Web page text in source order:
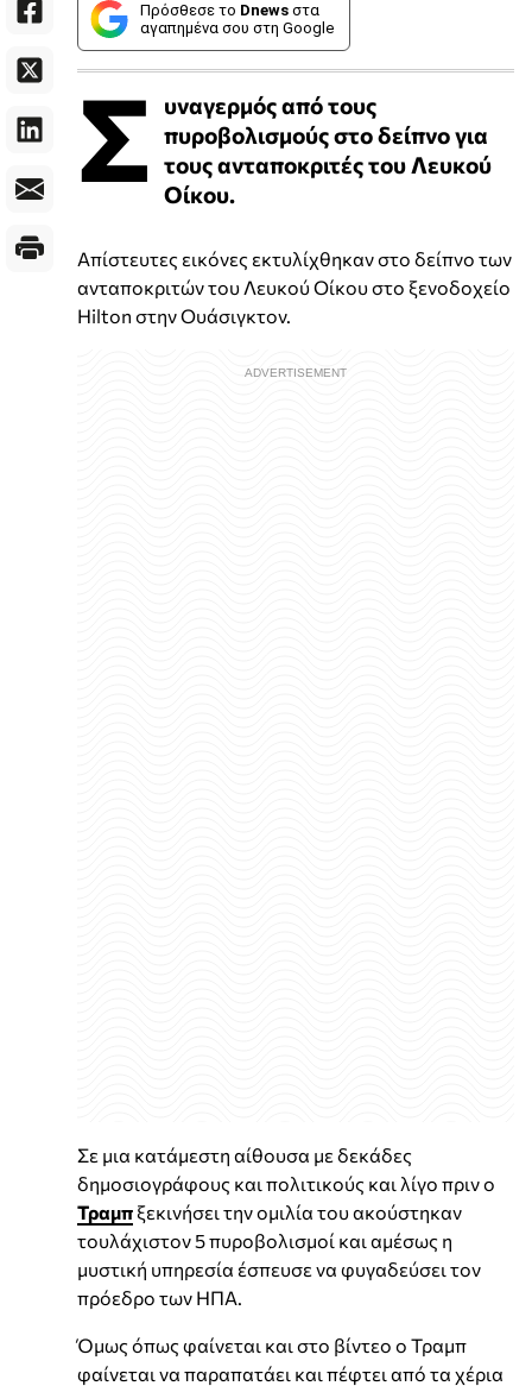
Πρόσθεσε το Dnews στα
αγαπημένα σου στη Google
Σ
υναγερμός από τους
πυροβολισμούς στο δείπνο για
τους ανταποκριτές του Λευκού
Οίκου.
Απίστευτες εικόνες εκτυλίχθηκαν στο δείπνο των
ανταποκριτών του Λευκού Οίκου στο ξενοδοχείο
Hilton στην Ουάσιγκτον.
Σε μια κατάμεστη αίθουσα με δεκάδες
δημοσιογράφους και πολιτικούς και λίγο πριν ο
Τραμπ ξεκινήσει την ομιλία του ακούστηκαν
τουλάχιστον 5 πυροβολισμοί και αμέσως η
μυστική υπηρεσία έσπευσε να φυγαδεύσει τον
πρόεδρο των ΗΠΑ.
Όμως όπως φαίνεται και στο βίντεο ο Τραμπ
φαίνεται να παραπατάει και πέφτει από τα χέρια